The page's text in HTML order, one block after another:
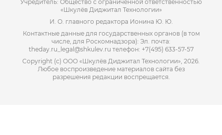
Учредитель: Общество с ограниченной ответственностью
«Шкулёв Диджитал Технологии»
И. О. главного редактора Ионина Ю. Ю.
Контактные данные для государственных органов (в том
числе, для Роскомнадзора): Эл. почта:
theday.ru_legal@shkulev.ru телефон: +7(495) 633-57-57
Copyright (с) ООО «Шкулёв Диджитал Технологии», 2026.
Любое воспроизведение материалов сайта без
разрешения редакции воспрещается.